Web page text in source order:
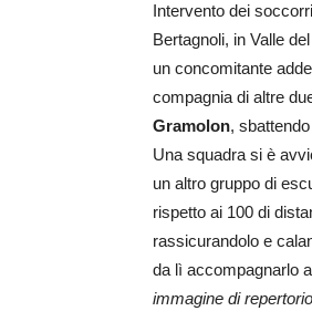
Intervento dei
Bertagnoli, in Valle
un concomitante
compagnia di altre
Gramolon,
Una squadra si è
un altro gruppo di
rispetto ai 100 di
rassicurandolo e
da lì accompagnarlo
immagine di repertorio